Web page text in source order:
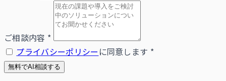
ご相談内容 *
プライバシーポリシー に同意します *
無料でAI相談する